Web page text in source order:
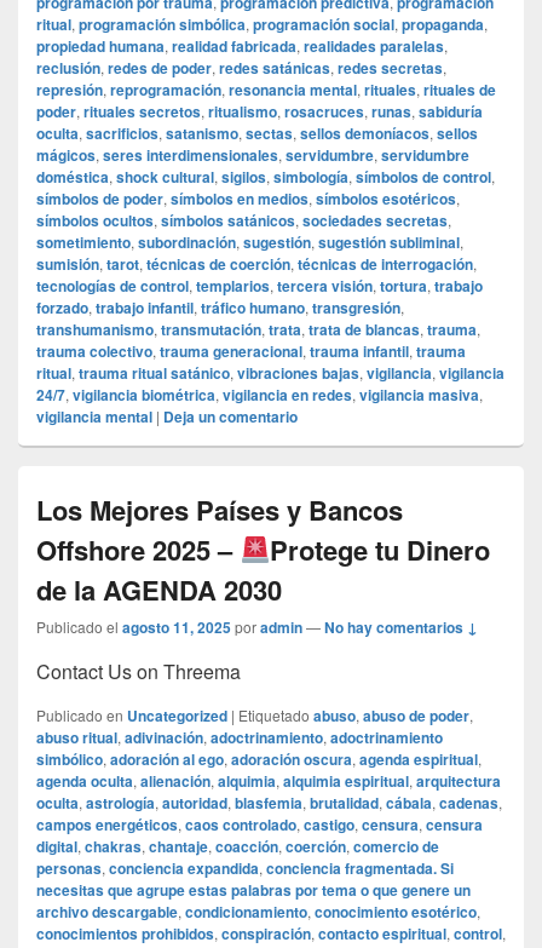
ritual, programación simbólica, programación social, propaganda,
propiedad humana, realidad fabricada, realidades paralelas,
reclusión, redes de poder, redes satánicas, redes secretas,
represión, reprogramación, resonancia mental, rituales, rituales de
poder, rituales secretos, ritualismo, rosacruces, runas, sabiduría
oculta, sacrificios, satanismo, sectas, sellos demoníacos, sellos
mágicos, seres interdimensionales, servidumbre, servidumbre
doméstica, shock cultural, sigilos, simbología, símbolos de control,
símbolos de poder, símbolos en medios, símbolos esotéricos,
símbolos ocultos, símbolos satánicos, sociedades secretas,
sometimiento, subordinación, sugestión, sugestión subliminal,
sumisión, tarot, técnicas de coerción, técnicas de interrogación,
tecnologías de control, templarios, tercera visión, tortura, trabajo
forzado, trabajo infantil, tráfico humano, transgresión,
transhumanismo, transmutación, trata, trata de blancas, trauma,
trauma colectivo, trauma generacional, trauma infantil, trauma
ritual, trauma ritual satánico, vibraciones bajas, vigilancia, vigilancia
24/7, vigilancia biométrica, vigilancia en redes, vigilancia masiva,
vigilancia mental | Deja un comentario
Los Mejores Países y Bancos
Offshore 2025 –
Protege tu Dinero
de la AGENDA 2030
Publicado el agosto 11, 2025poradmin—No hay comentarios ↓
Contact Us on Threema
Publicado en Uncategorized | Etiquetado abuso, abuso de poder,
abuso ritual, adivinación, adoctrinamiento, adoctrinamiento
simbólico, adoración al ego, adoración oscura, agenda espiritual,
agenda oculta, alienación, alquimia, alquimia espiritual, arquitectura
oculta, astrología, autoridad, blasfemia, brutalidad, cábala, cadenas,
campos energéticos, caos controlado, castigo, censura, censura
digital, chakras, chantaje, coacción, coerción, comercio de
personas, conciencia expandida, conciencia fragmentada. Si
necesitas que agrupe estas palabras por tema o que genere un
archivo descargable, condicionamiento, conocimiento esotérico,
conocimientos prohibidos, conspiración, contacto espiritual, control,